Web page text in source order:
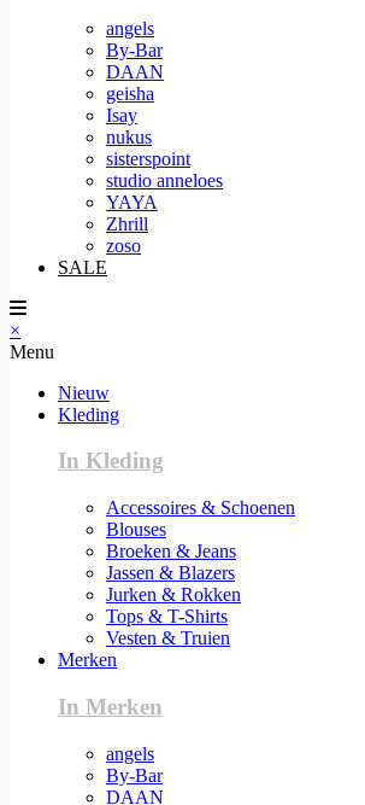
angels
By-Bar
DAAN
geisha
Isay
nukus
sisterspoint
studio anneloes
YAYA
Zhrill
zoso
SALE
×
Menu
Nieuw
Kleding
In Kleding
Accessoires & Schoenen
Blouses
Broeken & Jeans
Jassen & Blazers
Jurken & Rokken
Tops & T-Shirts
Vesten & Truien
Merken
In Merken
angels
By-Bar
DAAN